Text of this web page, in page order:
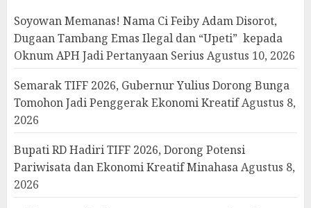
Soyowan Memanas! Nama Ci Feiby Adam Disorot,
Dugaan Tambang Emas Ilegal dan “Upeti” kepada
Oknum APH Jadi Pertanyaan Serius Agustus 10, 2026
Semarak TIFF 2026, Gubernur Yulius Dorong Bunga
Tomohon Jadi Penggerak Ekonomi KreatifAgustus 8,
2026
Bupati RD Hadiri TIFF 2026, Dorong Potensi
Pariwisata dan Ekonomi Kreatif MinahasaAgustus 8,
2026